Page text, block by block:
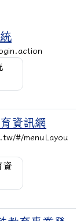
資訊網
#/menuLayou